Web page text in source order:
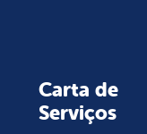
Carta de
Serviços